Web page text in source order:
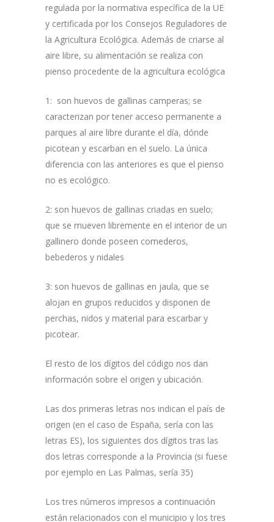
regulada por la normativa específica de la UE
y certificada por los Consejos Reguladores de
la Agricultura Ecológica. Además de criarse al
aire libre, su alimentación se realiza con
pienso procedente de la agricultura ecológica
1: son huevos de gallinas camperas; se
caracterizan por tener acceso permanente a
parques al aire libre durante el día, dónde
picotean y escarban en el suelo. La única
diferencia con las anteriores es que el pienso
no es ecológico.
2: son huevos de gallinas criadas en suelo;
que se mueven libremente en el interior de un
gallinero donde poseen comederos,
bebederos y nidales
3: son huevos de gallinas en jaula, que se
alojan en grupos reducidos y disponen de
perchas, nidos y material para escarbar y
picotear.
El resto de los dígitos del código nos dan
información sobre el origen y ubicación.
Las dos primeras letras nos indican el país de
origen (en el caso de España, sería con las
letras ES), los siguientes dos dígitos tras las
dos letras corresponde a la Provincia (si fuese
por ejemplo en Las Palmas, sería 35)
Los tres números impresos a continuación
están relacionados con el municipio y los tres